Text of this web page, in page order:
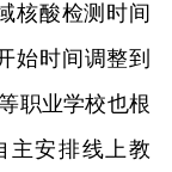
核酸检测时间
始时间调整到
职业学校也根
主安排线上教